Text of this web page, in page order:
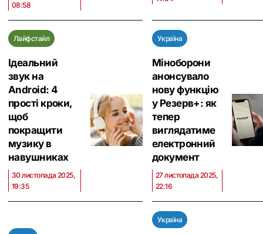
08:58
Лайфстайл
Ідеальний
звук на
Android: 4
прості кроки,
щоб
покращити
музику в
навушниках
30 листопада 2025,
19:35
Україна
Міноборони
анонсувало
нову функцію
у Резерв+: як
тепер
виглядатиме
електронний
документ
27 листопада 2025,
22:16
Україна